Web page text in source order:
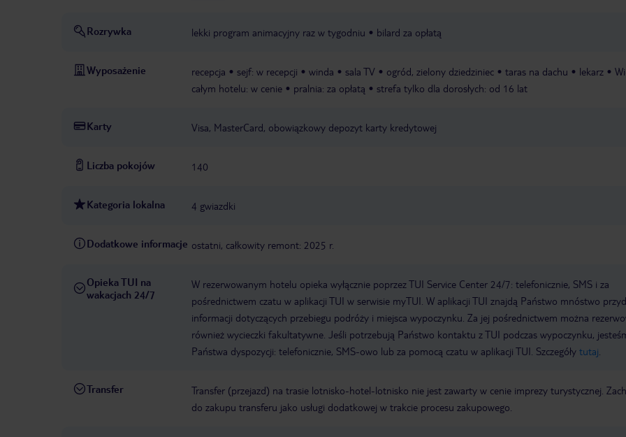
Rozrywka lekki program animacyjny raz w tygodniu bilard za opłatą
Wyposażenie recepcja sejf: w recepcji winda sala TV ogród, zielony dziedziniec taras na dachu lekarz
całym hotelu: w cenie
pralnia: za opłatą strefa tylko dla dorosłych: od 16 lat
Karty Visa, MasterCard, obowiązkowy depozyt karty kredytowej
Liczba pokojów 140
Kategoria lokalna 4 gwiazdki
Dodatkowe informacje ostatni, całkowity remont: 2025 r.
Opieka TUI na
wakacjach 24/7
W rezerwowanym hotelu opieka wyłącznie poprzez TUI Service Center 24/7: telefonicznie, SMS i za
pośrednictwem czatu w aplikacji TUI w serwisie myTUI. W aplikacji TUI znajdą Państwo mnóstwo
informacji dotyczących przebiegu podróży i miejsca wypoczynku. Za jej pośrednictwem można
również wycieczki fakultatywne. Jeśli potrzebują Państwo kontaktu z TUI podczas wypoczynku,
Państwa dyspozycji: telefonicznie, SMS-owo lub za pomocą czatu w aplikacji TUI. Szczegóły tutaj
Transfer
Transfer (przejazd) na trasie lotnisko-hotel-lotnisko nie jest zawarty w cenie imprezy turystycznej.
do zakupu transferu jako usługi dodatkowej w trakcie procesu zakupowego.